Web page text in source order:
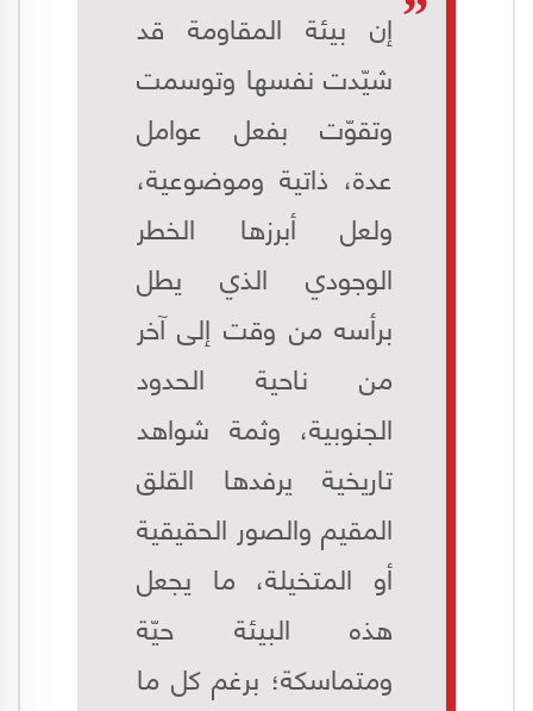
إن بيئة المقاومة قد
شيّدت نفسها وتوسمت
وتقوّت بفعل عوامل
عدة، ذاتية وموضوعية،
ولعل أبرزها الخطر
الوجودي الذي يطل
برأسه من وقت إلى آخر
من ناحية الحدود
الجنوبية، وثمة شواهد
تاريخية يرفدها القلق
المقيم والصور الحقيقية
أو المتخيلة، ما يجعل
هذه البيئة حيّة
ومتماسكة؛ برغم كل ما